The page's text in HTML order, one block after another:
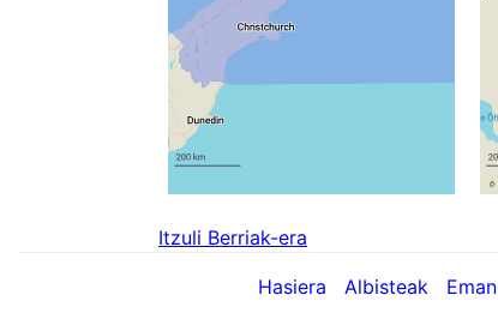
Itzuli Berriak-era
Hasiera Albisteak Eman